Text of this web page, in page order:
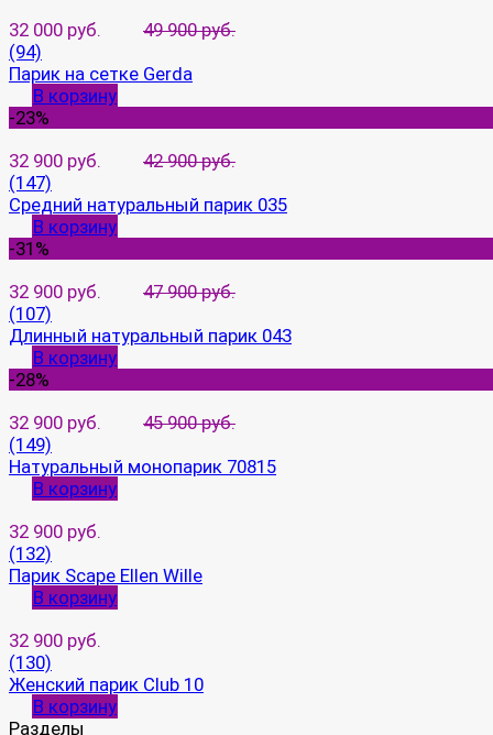
32 000 руб.
49 900 руб.
(94)
Парик на сетке Gerda
В корзину
-23%
32 900 руб.
42 900 руб.
(147)
Средний натуральный парик 035
В корзину
-31%
32 900 руб.
47 900 руб.
(107)
Длинный натуральный парик 043
В корзину
-28%
32 900 руб.
45 900 руб.
(149)
Натуральный монопарик 70815
В корзину
32 900 руб.
(132)
Парик Scape Ellen Wille
В корзину
32 900 руб.
(130)
Женский парик Club 10
В корзину
Разделы